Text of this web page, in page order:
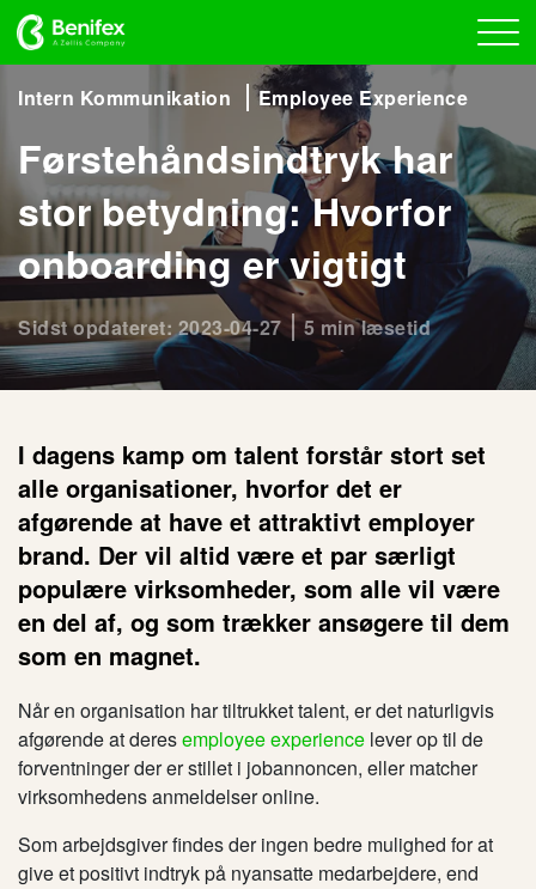
Intern Kommunikation Employee Experience
Førstehåndsindtryk har
stor betydning: Hvorfor
onboarding er vigtigt
Sidst opdateret: 2023-04-27 5 min læsetid
I dagens kamp om talent forstår stort set
alle organisationer, hvorfor det er
afgørende ​​at have et attraktivt employer
brand. Der vil altid være et par særligt
populære virksomheder, som alle vil være
en del af, og som trækker ansøgere til dem
som en magnet.
Når en organisation har tiltrukket talent, er det naturligvis
afgørende at deresemployee experience lever op til de
forventninger der er stillet i jobannoncen, eller matcher
virksomhedens anmeldelser online.
Som arbejdsgiver findes der ingen bedre mulighed for at
give et positivt indtryk på nyansatte medarbejdere, end